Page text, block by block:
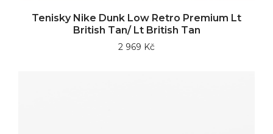
Tenisky Nike Dunk Low Retro Premium Lt
British Tan/ Lt British Tan
2 969 Kč